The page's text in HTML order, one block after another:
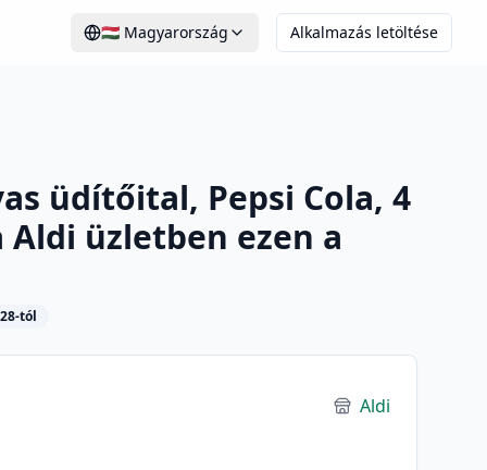
🇭🇺 Magyarország Alkalmazás letöltése
üdítőital, Pepsi Cola, 4
Aldi üzletben ezen a
tól
Aldi